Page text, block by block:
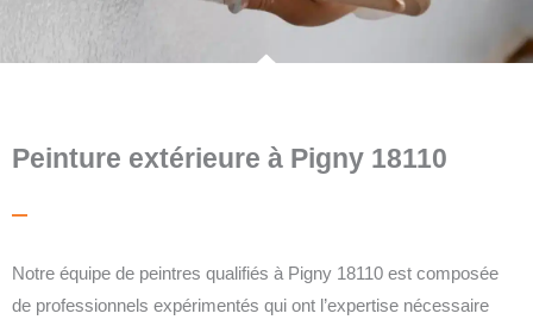
Peinture extérieure à Pigny 18110
Notre équipe de peintres qualifiés à Pigny 18110 est composée
de professionnels expérimentés qui ont l’expertise nécessaire